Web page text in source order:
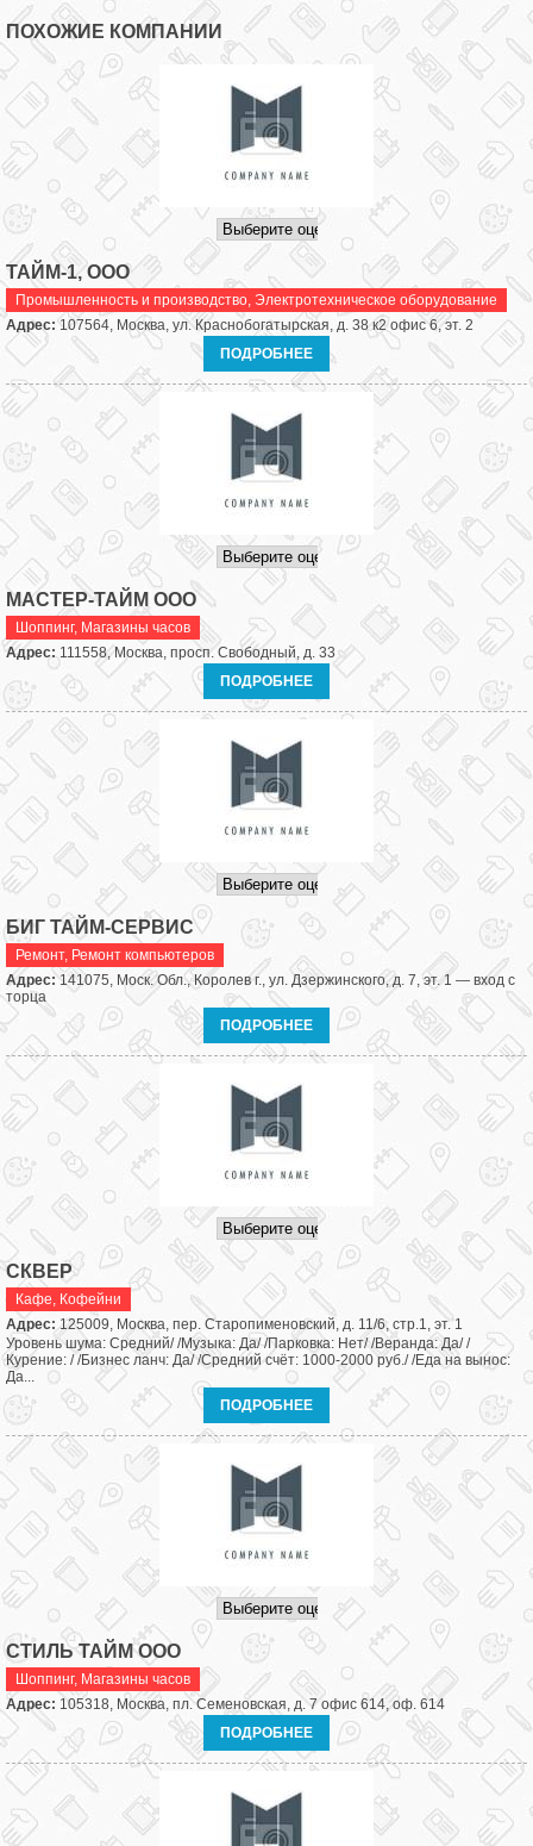
ПОХОЖИЕ КОМПАНИИ
ТАЙМ-1, ООО
Промышленность и производство, Электротехническое оборудование
Адрес:107564, Москва, ул. Краснобогатырская, д. 38 к2 офис 6, эт. 2
ПОДРОБНЕЕ
МАСТЕР-ТАЙМ ООО
Шоппинг, Магазины часов
Адрес: 111558, Москва, просп. Свободный, д. 33
ПОДРОБНЕЕ
БИГ ТАЙМ-СЕРВИС
Ремонт, Ремонт компьютеров
Адрес:141075, Моск. Обл., Королев г., ул. Дзержинского, д. 7, эт. 1 — вход с
торца
ПОДРОБНЕЕ
СКВЕР
Кафе, Кофейни
Адрес:125009, Москва, пер. Старопименовский, д. 11/6, стр.1, эт. 1
Уровень шума: Средний/ /Музыка: Да/ /Парковка: Нет/ /Веранда: Да/ /
Курение: / /Бизнес ланч: Да/ /Средний счёт: 1000-2000 руб./ /Еда на вынос:
Да...
ПОДРОБНЕЕ
СТИЛЬ ТАЙМ ООО
Шоппинг, Магазины часов
Адрес: 105318, Москва, пл. Семеновская, д. 7 офис 614, оф. 614
ПОДРОБНЕЕ